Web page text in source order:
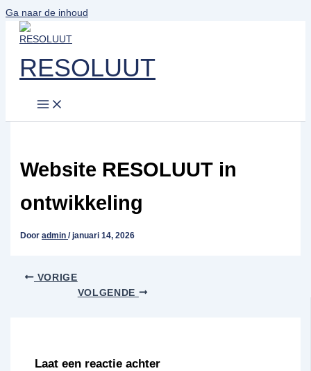
Ga naar de inhoud
RESOLUUT
Website RESOLUUT in
ontwikkeling
Dooradmin/januari 14, 2026
VORIGE
VOLGENDE
Laat een reactie achter